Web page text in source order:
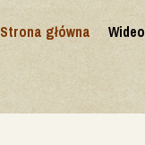
Strona główna Wideo